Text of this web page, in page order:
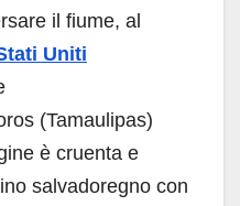
il fiume, al
Uniti
(Tamaulipas)
è cruenta e
salvadoregno con